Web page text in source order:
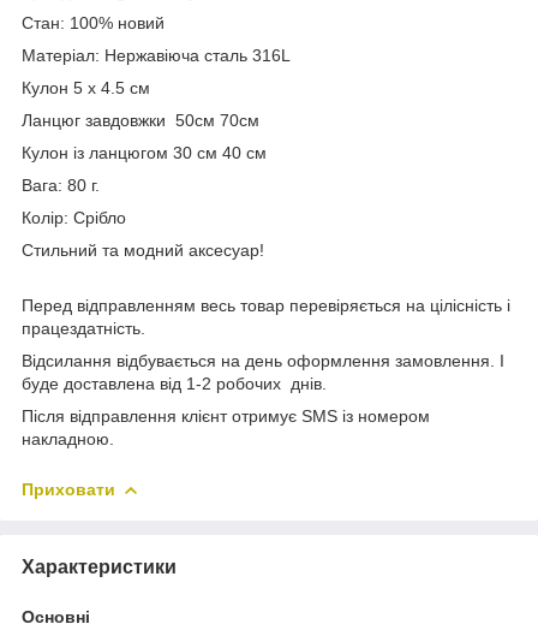
Стан: 100% новий
Матеріал: Нержавіюча сталь 316L
Кулон 5 х 4.5 см
Ланцюг завдовжки 50см 70см
Кулон із ланцюгом 30 см 40 см
Вага: 80 г.
Колір: Срібло
Стильний та модний аксесуар!
Перед відправленням весь товар перевіряється на цілісність і
працездатність.
Відсилання відбувається на день оформлення замовлення. І
буде доставлена від 1-2 робочих днів.
Після відправлення клієнт отримує SMS із номером
накладною.
Приховати
Характеристики
Основні